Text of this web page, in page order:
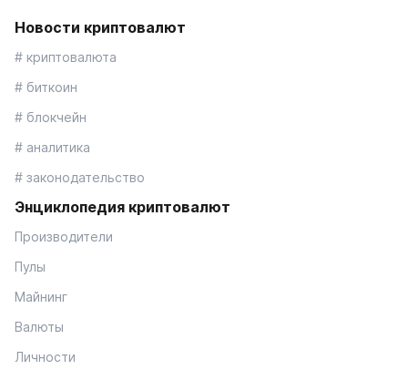
Новости криптовалют
# криптовалюта
# биткоин
# блокчейн
# аналитика
# законодательство
Энциклопедия криптовалют
Производители
Пулы
Майнинг
Валюты
Личности